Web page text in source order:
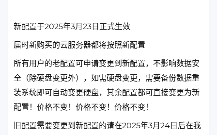
新配置于2025年3月23日正式生效
届时新购买的云服务器都将按照新配置
所有用户的老配置可申请变更到新配置，不影响数据安
全（除硬盘变更外），如需硬盘变更，需要备份数据重
装系统即可自动变更硬盘，其余配置都可直接变更为新
配置！价格不变！价格不变！价格不变！
旧配置需要变更到新配置的请在2025年3月24日后在我